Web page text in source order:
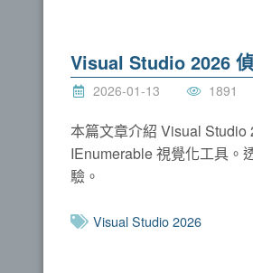
Visual Studio 2026
2026-01-13 1891
本篇文章介紹 Visual Studio
IEnumerable 視覺化工具。
驗。
Visual Studio 2026